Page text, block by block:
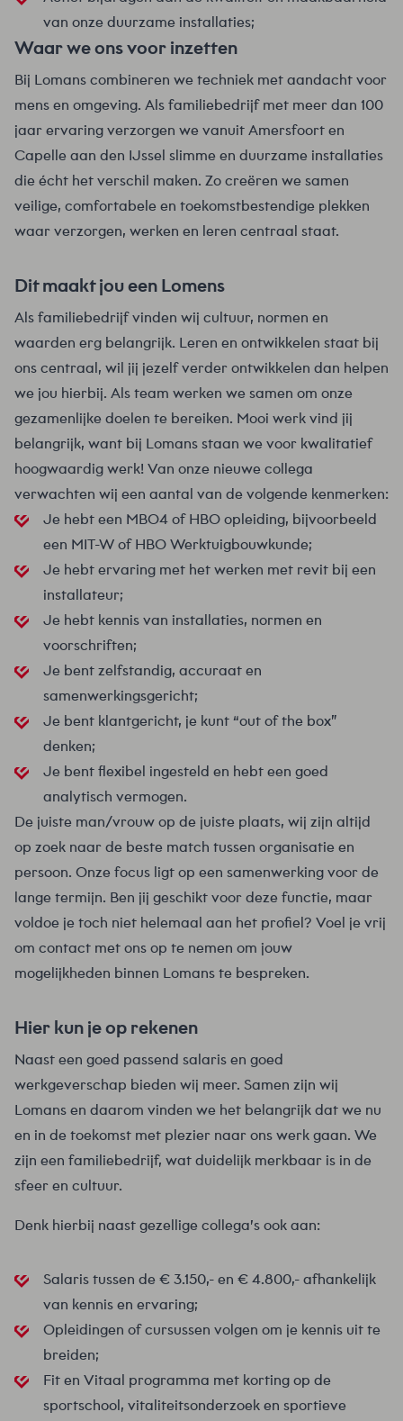
van onze duurzame installaties;
Waar we ons voor inzetten
Bij Lomans combineren we techniek met aandacht voor
mens en omgeving. Als familiebedrijf met meer dan 100
jaar ervaring verzorgen we vanuit Amersfoort en
Capelle aan den IJssel slimme en duurzame installaties
die écht het verschil maken. Zo creëren we samen
veilige, comfortabele en toekomstbestendige plekken
waar verzorgen, werken en leren centraal staat.
Dit maakt jou een Lomens
Als familiebedrijf vinden wij cultuur, normen en
waarden erg belangrijk. Leren en ontwikkelen staat bij
ons centraal, wil jij jezelf verder ontwikkelen dan helpen
we jou hierbij. Als team werken we samen om onze
gezamenlijke doelen te bereiken. Mooi werk vind jij
belangrijk, want bij Lomans staan we voor kwalitatief
hoogwaardig werk! Van onze nieuwe collega
verwachten wij een aantal van de volgende kenmerken:
Je hebt een MBO4 of HBO opleiding, bijvoorbeeld
een MIT-W of HBO Werktuigbouwkunde;
Je hebt ervaring met het werken met revit bij een
installateur;
Je hebt kennis van installaties, normen en
voorschriften;
Je bent zelfstandig, accuraat en
samenwerkingsgericht;
Je bent klantgericht, je kunt “out of the box”
denken;
Je bent flexibel ingesteld en hebt een goed
analytisch vermogen.
De juiste man/vrouw op de juiste plaats, wij zijn altijd
op zoek naar de beste match tussen organisatie en
persoon. Onze focus ligt op een samenwerking voor de
lange termijn. Ben jij geschikt voor deze functie, maar
voldoe je toch niet helemaal aan het profiel? Voel je vrij
om contact met ons op te nemen om jouw
mogelijkheden binnen Lomans te bespreken.
Hier kun je op rekenen
Naast een goed passend salaris en goed
werkgeverschap bieden wij meer. Samen zijn wij
Lomans en daarom vinden we het belangrijk dat we nu
en in de toekomst met plezier naar ons werk gaan. We
zijn een familiebedrijf, wat duidelijk merkbaar is in de
sfeer en cultuur.
Denk hierbij naast gezellige collega’s ook aan:
Salaris tussen de € 3.150,- en € 4.800,- afhankelijk
van kennis en ervaring;
Opleidingen of cursussen volgen om je kennis uit te
breiden;
Fit en Vitaal programma met korting op de
sportschool, vitaliteitsonderzoek en sportieve